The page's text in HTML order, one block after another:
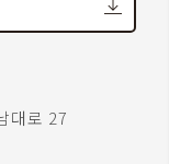
대로 27